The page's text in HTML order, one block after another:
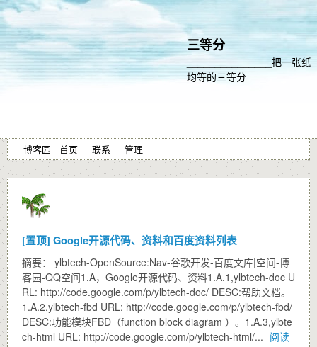
三等分
_______________把一张纸
均等的三等分
博客园 首页 联系 管理
[置顶] Google开源代码、资料和百度资料列表
摘要： ylbtech-OpenSource:Nav-谷歌开发-百度文库|空间-博
客园-QQ空间1.A，Google开源代码、资料1.A.1,ylbtech-doc U
RL: http://code.google.com/p/ylbtech-doc/ DESC:帮助文档。
1.A.2,ylbtech-fbd URL: http://code.google.com/p/ylbtech-fbd/
DESC:功能模块FBD（function block diagram ）。1.A.3,ylbte
ch-html URL: http://code.google.com/p/ylbtech-html/... 阅读